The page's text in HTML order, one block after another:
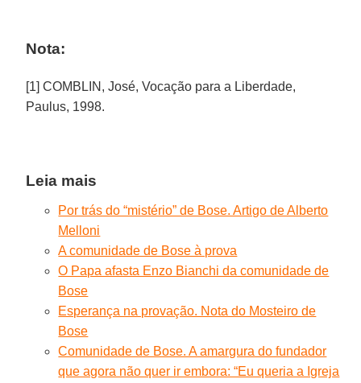
Nota:
[1] COMBLIN, José, Vocação para a Liberdade,
Paulus, 1998.
Leia mais
Por trás do “mistério” de Bose. Artigo de Alberto
Melloni
A comunidade de Bose à prova
O Papa afasta Enzo Bianchi da comunidade de
Bose
Esperança na provação. Nota do Mosteiro de
Bose
Comunidade de Bose. A amargura do fundador
que agora não quer ir embora: “Eu queria a Igreja